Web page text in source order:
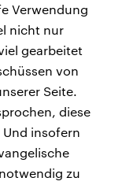
Verwendung
nicht nur
gearbeitet
von
Seite.
diese
insofern
zu